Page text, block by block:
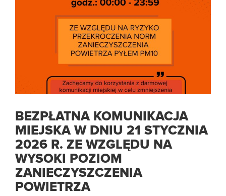
BEZPŁATNA KOMUNIKACJA
MIEJSKA W DNIU 21 STYCZNIA
2026 R. ZE WZGLĘDU NA
WYSOKI POZIOM
ZANIECZYSZCZENIA
POWIETRZA